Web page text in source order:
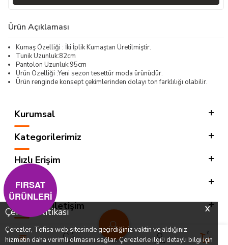
X
Çerez Politikası
Çerezler, Tofisa web sitesinde geçirdiğiniz vaktin ve aldığınız
hizmetin daha verimli olmasını sağlar. Çerezlerle ilgili detaylı bilgi için
0 0
Ürün Açıklaması
Kumaş Özelliği : İki İplik Kumaştan Üretilmiştir.
Tunik Uzunluk:82cm
Pantolon Uzunluk:95cm
Ürün Özelliği :Yeni sezon tesettür moda ürünüdür.
Ürün renginde konsept çekimlerinden dolayı ton farklılığı olabilir.
Kurumsal
Kategorilerimiz
Hızlı Erişim
Sosyal
Adres & İletişim
FIRSAT
ÜRÜNLERİ